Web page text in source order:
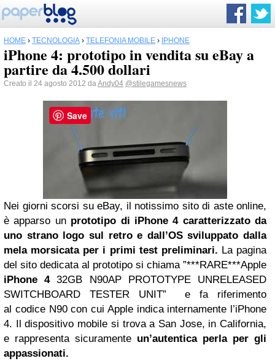
HOME › TECNOLOGIA › TELEFONIA MOBILE › IPHONE
iPhone 4: prototipo in vendita su eBay a
partire da 4.500 dollari
Creato il 24 agosto 2012 daAndy04 @stilegamesnews
Nei giorni scorsi su eBay, il notissimo sito di aste online,
è apparso unprototipo di iPhone 4 caratterizzato da
uno strano logo sul retro e dall’OS sviluppato dalla
mela morsicata per i primi test preliminari. La pagina
del sito dedicata al prototipo si chiama ”***RARE***Apple
iPhone 432GB N90AP PROTOTYPE UNRELEASED
SWITCHBOARD TESTER UNIT” e fa riferimento
al codice N90 con cui Apple indica internamente l’iPhone
4. Il dispositivo mobile si trova a San Jose, in California,
e rappresenta sicuramente un’autentica perla per gli
appassionati.
Save